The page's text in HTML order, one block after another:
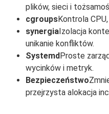
plików, sieci i
cgroupsKontrola
synergiaIzolacja
unikanie konfliktów.
SystemdProste
wycinków i metryk.
Bezpieczeństwo
przejrzysta alokacja